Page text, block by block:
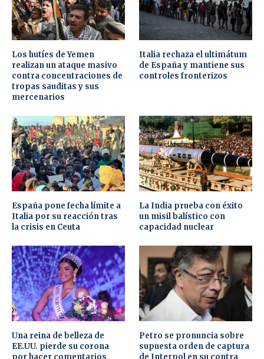
Los hutíes de Yemen
realizan un ataque masivo
contra concentraciones de
tropas sauditas y sus
mercenarios
Italia rechaza el ultimátum
de España y mantiene sus
controles fronterizos
España pone fecha límite a
Italia por su reacción tras
la crisis en Ceuta
La India prueba con éxito
un misil balístico con
capacidad nuclear
Una reina de belleza de
EE.UU. pierde su corona
por hacer comentarios
Petro se pronuncia sobre
supuesta orden de captura
de Interpol en su contra